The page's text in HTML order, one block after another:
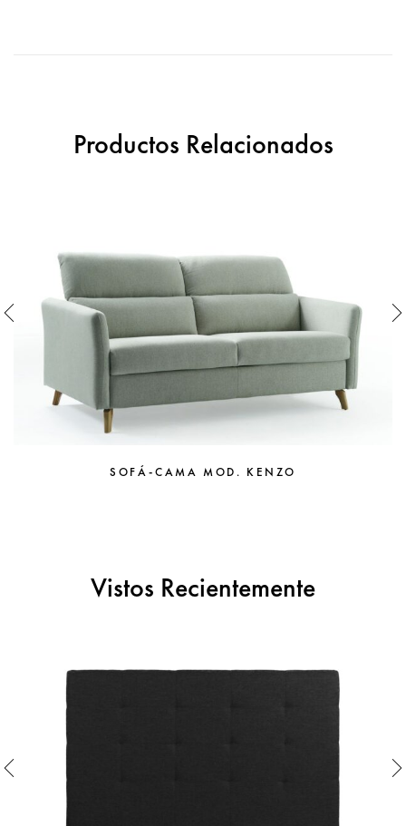
Productos Relacionados
SOFÁ-CAMA MOD. KENZO
Vistos Recientemente